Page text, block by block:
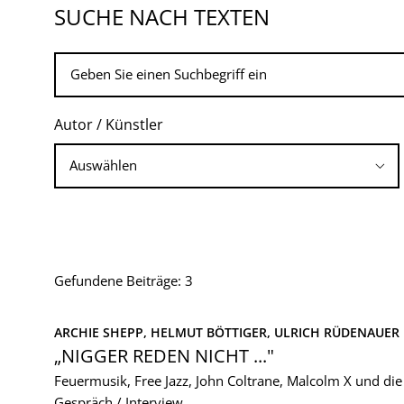
SUCHE NACH TEXTEN
Autor / Künstler
Gefundene Beiträge: 3
ARCHIE SHEPP, HELMUT BÖTTIGER, ULRICH RÜDENAUER
„NIGGER REDEN NICHT ..."
Feuermusik, Free Jazz, John Coltrane, Malcolm X und